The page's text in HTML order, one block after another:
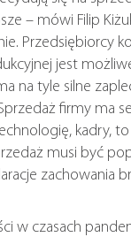
– mówi Filip
Przedsiębiorcy
jest
na tyle silne
firmy ma
kadry,
musi być
zachowania
w czasach